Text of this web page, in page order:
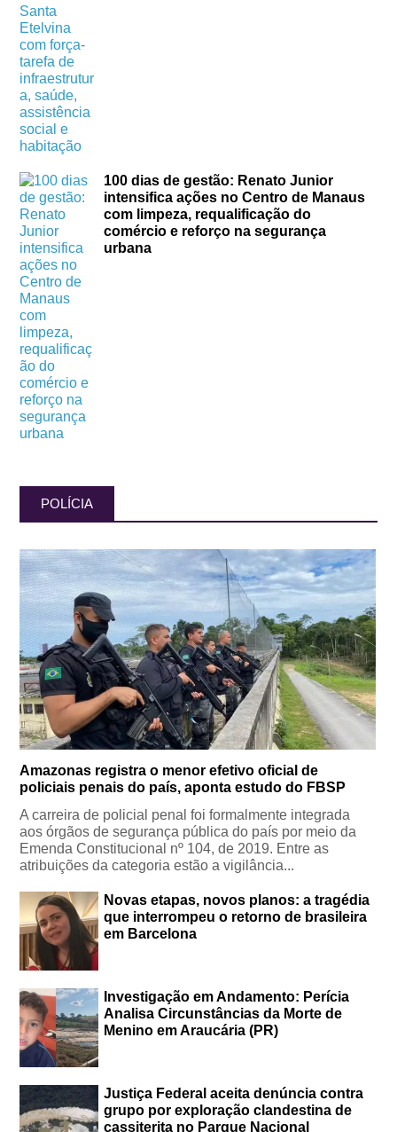
100 dias de gestão: Renato Junior
intensifica ações no Centro de Manaus
com limpeza, requalificação do
comércio e reforço na segurança
urbana
POLÍCIA
Amazonas registra o menor efetivo oficial de
policiais penais do país, aponta estudo do FBSP
A carreira de policial penal foi formalmente integrada
aos órgãos de segurança pública do país por meio da
Emenda Constitucional nº 104, de 2019. Entre as
atribuições da categoria estão a vigilância...
Novas etapas, novos planos: a tragédia
que interrompeu o retorno de brasileira
em Barcelona
Investigação em Andamento: Perícia
Analisa Circunstâncias da Morte de
Menino em Araucária (PR)
Justiça Federal aceita denúncia contra
grupo por exploração clandestina de
cassiterita no Parque Nacional